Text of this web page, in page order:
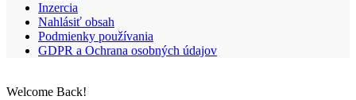
Inzercia
Nahlásiť obsah
Podmienky používania
GDPR a Ochrana osobných údajov
Welcome Back!